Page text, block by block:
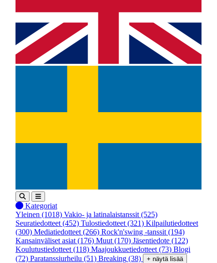
Kategoriat
Yleinen (1018) Vakio- ja latinalaistanssit (525)
Seuratiedotteet (452) Tulostiedotteet (321) Kilpailutiedotteet
(300) Mediatiedotteet (266) Rock'n'swing -tanssit (194)
Kansainväliset asiat (176) Muut (170) Jäsentiedote (122)
Koulutustiedotteet (118) Maajoukkuetiedotteet (73) Blogi
(72) Paratanssiurheilu (51) Breaking (38) + näytä lisää